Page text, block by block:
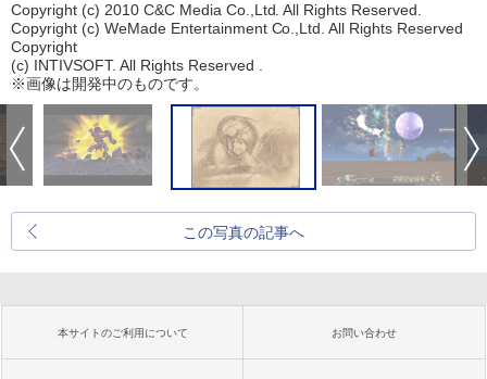
Copyright (c) 2010 C&C Media Co.,Ltd. All Rights Reserved.
Copyright (c) WeMade Entertainment Co.,Ltd. All Rights Reserved
Copyright
(c) INTIVSOFT. All Rights Reserved .
※画像は開発中のものです。
この写真の記事へ
本サイトのご利用について お問い合わせ